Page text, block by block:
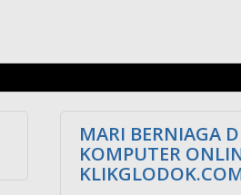
MARI BERNIAGA
KOMPUTER